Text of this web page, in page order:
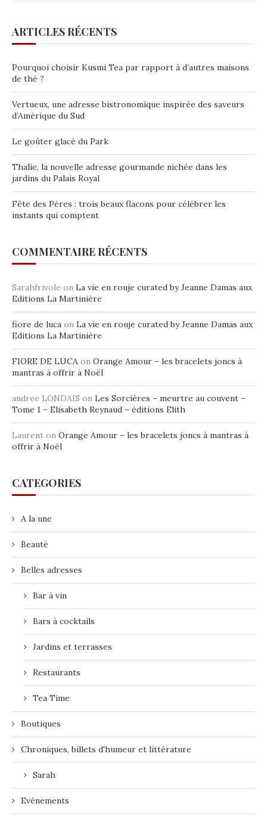
ARTICLES RÉCENTS
Pourquoi choisir Kusmi Tea par rapport à d’autres maisons
de thé ?
Vertueux, une adresse bistronomique inspirée des saveurs
d’Amérique du Sud
Le goûter glacé du Park
Thalie, la nouvelle adresse gourmande nichée dans les
jardins du Palais Royal
Fête des Pères : trois beaux flacons pour célébrer les
instants qui comptent
COMMENTAIRE RÉCENTS
Sarahfrivole on La vie en rouje curated by Jeanne Damas aux
Editions La Martinière
fiore de luca on La vie en rouje curated by Jeanne Damas aux
Editions La Martinière
FIORE DE LUCA on Orange Amour – les bracelets joncs à
mantras à offrir à Noël
andree LONDAIS on Les Sorcières – meurtre au couvent –
Tome 1 – Elisabeth Reynaud – éditions Elith
Laurent on Orange Amour – les bracelets joncs à mantras à
offrir à Noël
CATEGORIES
A la une
Beauté
Belles adresses
Bar à vin
Bars à cocktails
Jardins et terrasses
Restaurants
Tea Time
Boutiques
Chroniques, billets d'humeur et littérature
Sarah
Evènements